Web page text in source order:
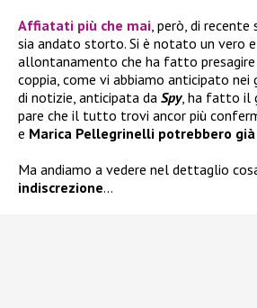
Affiatati più che mai, però, di recente
sia andato storto. Si è notato un vero
allontanamento che ha fatto presagire
coppia, come vi abbiamo anticipato nei
di notizie, anticipata da Spy, ha fatto il
pare che il tutto trovi ancor più
e Marica Pellegrinelli potrebbero
Ma andiamo a vedere nel dettaglio
indiscrezione…